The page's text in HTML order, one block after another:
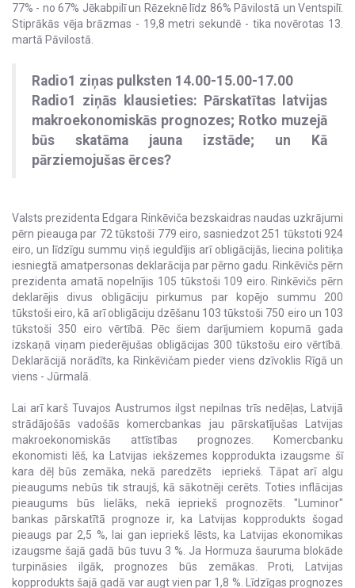
77% - no 67% Jēkabpilī un Rēzeknē līdz 86% Pāvilostā un Ventspilī.
Stiprākās vēja brāzmas - 19,8 metri sekundē - tika novērotas 13.
martā Pāvilostā.
Radio1 ziņas pulksten 14.00-15.00-17.00
Radio1 ziņās klausieties: Pārskatītas latvijas
makroekonomiskās prognozes; Rotko muzejā
būs skatāma jauna izstāde; un Kā
pārziemojušas ērces?
Valsts prezidenta Edgara Rinkēviča bezskaidras naudas uzkrājumi
pērn pieauga par 72 tūkstoši 779 eiro, sasniedzot 251 tūkstoti 924
eiro, un līdzīgu summu viņš ieguldījis arī obligācijās, liecina politiķa
iesniegtā amatpersonas deklarācija par pērno gadu. Rinkēvičs pērn
prezidenta amatā nopelnījis 105 tūkstoši 109 eiro. Rinkēvičs pērn
deklarējis divus obligāciju pirkumus par kopējo summu 200
tūkstoši eiro, kā arī obligāciju dzēšanu 103 tūkstoši 750 eiro un 103
tūkstoši 350 eiro vērtībā. Pēc šiem darījumiem kopumā gada
izskaņā viņam piederējušas obligācijas 300 tūkstošu eiro vērtībā.
Deklarācijā norādīts, ka Rinkēvičam pieder viens dzīvoklis Rīgā un
viens - Jūrmalā.
Lai arī karš Tuvajos Austrumos ilgst nepilnas trīs nedēļas, Latvijā
strādājošās vadošās komercbankas jau pārskatījušas Latvijas
makroekonomiskās attīstības prognozes. Komercbanku
ekonomisti lēš, ka Latvijas iekšzemes kopprodukta izaugsme šī
kara dēļ būs zemāka, nekā paredzēts iepriekš. Tāpat arī algu
pieaugums nebūs tik straujš, kā sākotnēji cerēts. Toties inflācijas
pieaugums būs lielāks, nekā iepriekš prognozēts. "Luminor"
bankas pārskatītā prognoze ir, ka Latvijas kopprodukts šogad
pieaugs par 2,5 %, lai gan iepriekš lēsts, ka Latvijas ekonomikas
izaugsme šajā gadā būs tuvu 3 %. Ja Hormuza šauruma blokāde
turpināsies ilgāk, prognozes būs zemākas. Proti, Latvijas
kopprodukts šajā gadā var augt vien par 1,8 %. Līdzīgas prognozes